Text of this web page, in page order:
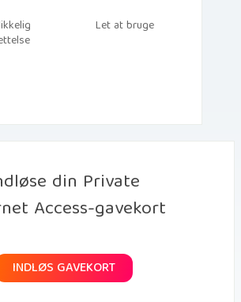
Let at bruge
din Private
Access-gavekort
INDLØS GAVEKORT